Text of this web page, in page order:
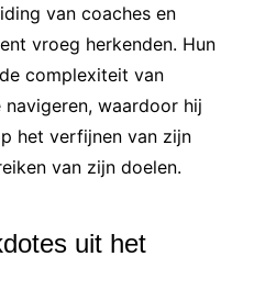
van coaches en
vroeg herkenden. Hun
complexiteit van
waardoor hij
het verfijnen van zijn
van zijn doelen.
uit het